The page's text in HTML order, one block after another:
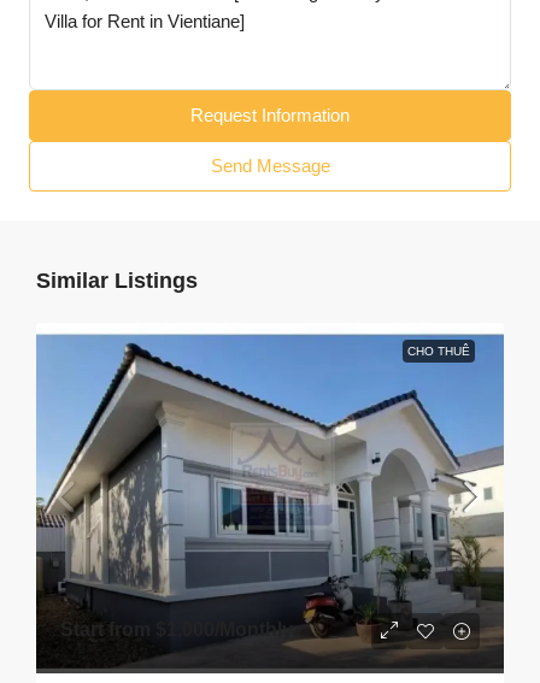
Request Information
Send Message
Similar Listings
CHO THUÊ
Start from /Monthly